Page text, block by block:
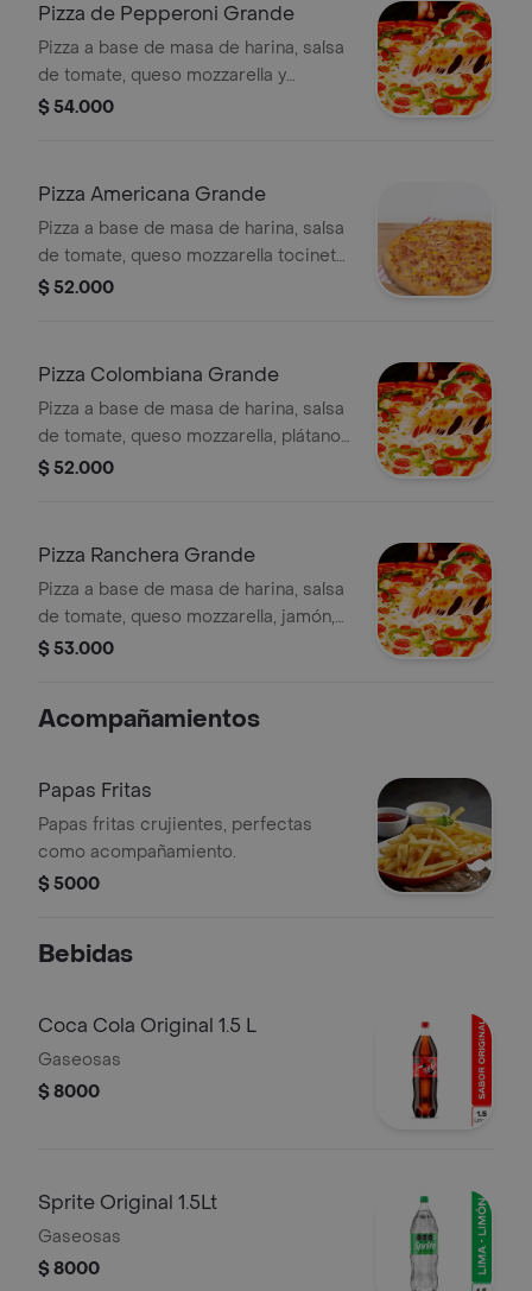
Pizza de Pepperoni Grande
Pizza a base de masa de harina, salsa
de tomate, queso mozzarella y
pepperoni, 10 porciones.
$ 54.000
Pizza Americana Grande
Pizza a base de masa de harina, salsa
de tomate, queso mozzarella tocineta,
pollo y maíz dulce, 10 porciones.
$ 52.000
Pizza Colombiana Grande
Pizza a base de masa de harina, salsa
de tomate, queso mozzarella, plátano
maduro en trocitos, jamón, tocineta,
$ 52.000
Pizza Ranchera Grande
Pizza a base de masa de harina, salsa
de tomate, queso mozzarella, jamón,
tocineta, chorizo, salchicha y maíz, 10
$ 53.000
Acompañamientos
Papas Fritas
Papas fritas crujientes, perfectas
como acompañamiento.
$ 5000
Bebidas
Coca Cola Original 1.5 L
Gaseosas
$ 8000
Sprite Original 1.5Lt
Gaseosas
$ 8000